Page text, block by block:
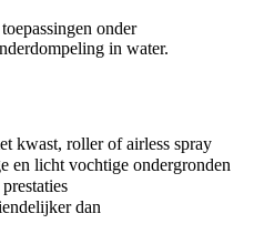
onder
in water.
kwast, roller of airless spray
en licht vochtige ondergronden
dan